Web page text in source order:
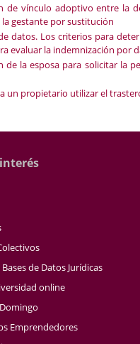
de vínculo adoptivo entre la
gestante por sustitución
datos. Los criterios para
evaluar la indemnización por
de la esposa para solicitar la
un propietario utilizar el
de Datos Jurídicas
online
Emprendedores